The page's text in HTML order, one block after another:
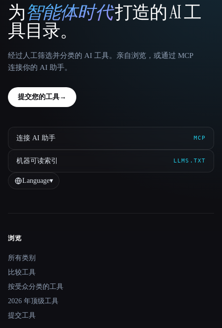
That AI Collection
为智能体时代打造的 AI 工
具目录。
经过人工筛选并分类的 AI 工具。亲自浏览，或通过 MCP
连接你的 AI 助手。
提交您的工具→
连接 AI 助手 MCP
机器可读索引 LLMS.TXT
Language▾
Site navigation
浏览
所有类别
比较工具
按受众分类的工具
2026 年顶级工具
提交工具